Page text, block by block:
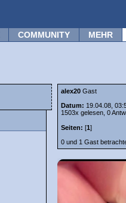
COMMUNITY MEHR
alex20 Gast
Datum: 19.04.08,
1503x gelesen, 0
Seiten: [1]
0 und 1 Gast